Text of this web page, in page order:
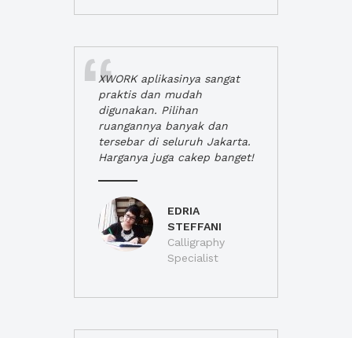
XWORK aplikasinya sangat
praktis dan mudah
digunakan. Pilihan
ruangannya banyak dan
tersebar di seluruh Jakarta.
Harganya juga cakep banget!
EDRIA
STEFFANI
Calligraphy
Specialist